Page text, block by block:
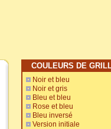
COULEURS DE
Noir et bleu
Noir et gris
Bleu et bleu
Rose et bleu
Bleu inversé
Version initiale